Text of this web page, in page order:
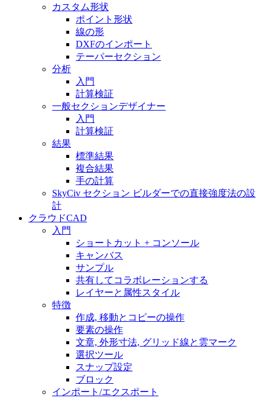
カスタム形状
ポイント形状
線の形
DXFのインポート
テーパーセクション
分析
入門
計算検証
一般セクションデザイナー
入門
計算検証
結果
標準結果
複合結果
手の計算
SkyCiv セクション ビルダーでの直接強度法の設
計
クラウドCAD
入門
ショートカット + コンソール
キャンバス
サンプル
共有してコラボレーションする
レイヤーと属性スタイル
特徴
作成, 移動とコピーの操作
要素の操作
文章, 外形寸法, グリッド線と雲マーク
選択ツール
スナップ設定
ブロック
インポート/エクスポート